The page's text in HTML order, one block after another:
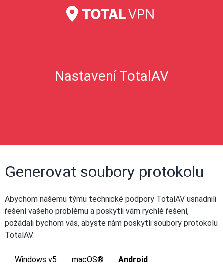
Nastavení TotalAV
Generovat soubory protokolu
Abychom našemu týmu technické podpory TotalAV usnadnili
řešení vašeho problému a poskytli vám rychlé řešení,
požádali bychom vás, abyste nám poskytli soubory protokolu
TotalAV.
Windows v5 macOS® Android